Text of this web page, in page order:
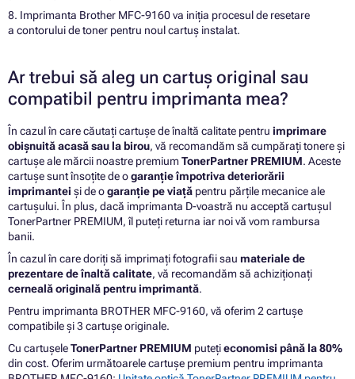
8. Imprimanta Brother MFC-9160 va iniția procesul de resetare
a contorului de toner pentru noul cartuș instalat.
Ar trebui să aleg un cartuș original sau
compatibil pentru imprimanta mea?
În cazul în care căutați cartușe de înaltă calitate pentru imprimare
obișnuită acasă sau la birou, vă recomandăm să cumpărați tonere și
cartușe ale mărcii noastre premiumTonerPartner PREMIUM. Aceste
cartușe sunt însoțite de ogaranție împotriva deteriorării
imprimantei și de ogaranție pe viață pentru părțile mecanice ale
cartușului. În plus, dacă imprimanta D-voastră nu acceptă cartușul
TonerPartner PREMIUM, îl puteți returna iar noi vă vom rambursa
banii.
În cazul în care doriți să imprimați fotografii sau materiale de
prezentare de înaltă calitate, vă recomandăm să achiziționați
cerneală originală pentru imprimantă.
Pentru imprimanta BROTHER MFC-9160, vă oferim 2 cartușe
compatibile și 3 cartușe originale.
Cu cartușeleTonerPartner PREMIUM putețieconomisi până la 80%
din cost. Oferim următoarele cartușe premium pentru imprimanta